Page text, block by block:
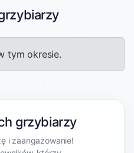
tym okresie.
grzybiarzy
i zaangażowanie!